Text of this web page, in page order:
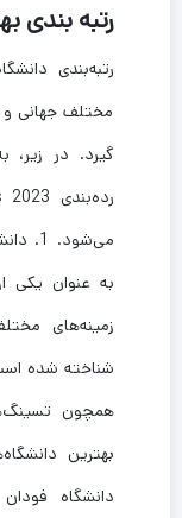
رتبه بندی
رتبه‌بندی
مختلف جهانی
گیرد. در زیر،
به عنوان یکی
زمینه‌های
همچون